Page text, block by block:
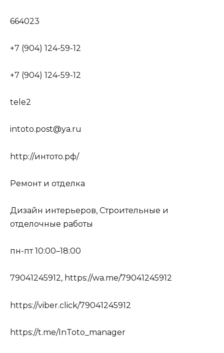
664023
+7 (904) 124-59-12
+7 (904) 124-59-12
tele2
intoto.post@ya.ru
http://интото.рф/
Ремонт и отделка
Дизайн интерьеров, Строительные и
отделочные работы
пн-пт 10:00–18:00
79041245912, https://wa.me/79041245912
https://viber.click/79041245912
https://t.me/InToto_manager